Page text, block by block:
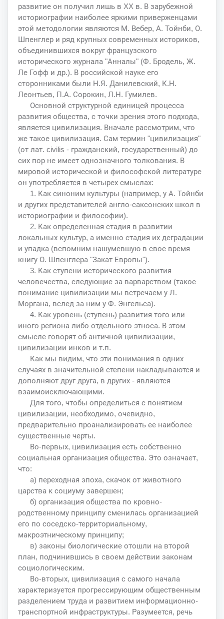
развитие он получил лишь в XX в. В зарубежной
историографии наиболее яркими приверженцами
этой методологии являются М. Вебер, А. Тойнби, О.
Шпенглер и ряд крупных современных историков,
объединившихся вокруг французского
исторического журнала "Анналы" (Ф. Бродель, Ж.
Ле Гофф и др.). В российской науке его
сторонниками были Н.Я. Данилевский, К.Н.
Леонтьев, П.А. Сорокин, Л.Н. Гумилев.
Основной структурной единицей процесса
развития общества, с точки зрения этого подхода,
является цивилизация. Вначале рассмотрим, что
же такое цивилизация. Сам термин "цивилизация"
(от лат. civilis - гражданский, государственный) до
сих пор не имеет однозначного толкования. В
мировой исторической и философской литературе
он употребляется в четырех смыслах:
1. Как синоним культуры (например, у А. Тойнби
и других представителей англо-саксонских школ в
историографии и философии).
2. Как определенная стадия в развитии
локальных культур, а именно стадия их деградации
и упадка (вспомним нашумевшую в свое время
книгу О. Шпенглера "Закат Европы").
3. Как ступени исторического развития
человечества, следующие за варварством (такое
понимание цивилизации мы встречаем у Л.
Моргана, вслед за ним у Ф. Энгельса).
4. Как уровень (ступень) развития того или
иного региона либо отдельного этноса. В этом
смысле говорят об античной цивилизации,
цивилизации инков и т.п.
Как мы видим, что эти понимания в одних
случаях в значительной степени накладываются и
дополняют друг друга, в других - являются
взаимоисключающими.
Для того, чтобы определиться с понятием
цивилизации, необходимо, очевидно,
предварительно проанализировать ее наиболее
существенные черты.
Во-первых, цивилизация есть собственно
социальная организация общества. Это означает,
что:
а) переходная эпоха, скачок от животного
царства к социуму завершен;
б) организация общества по кровно-
родственному принципу сменилась организацией
его по соседско-территориальному,
макроэтническому принципу;
в) законы биологические отошли на второй
план, подчинившись в своем действии законам
социологическим.
Во-вторых, цивилизация с самого начала
характеризуется прогрессирующим общественным
разделением труда и развитием информационно-
транспортной инфраструктуры. Разумеется, речь